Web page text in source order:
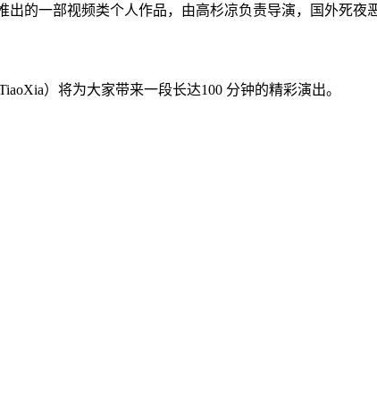
的一部视频类个人作品，由高杉凉负责导演，国外死夜
）将为大家带来一段长达100 分钟的精彩演出。